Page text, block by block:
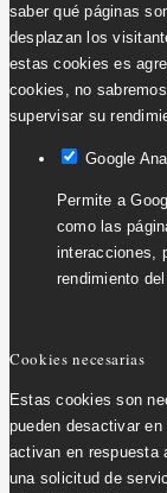
saber qué páginas
desplazan los
estas cookies es
cookies, no
supervisar su
Google
Permite a
como las
interacciones,
rendimiento
Cookies necesarias
Estas cookies son
pueden desactivar
activan en respuesta
una solicitud de